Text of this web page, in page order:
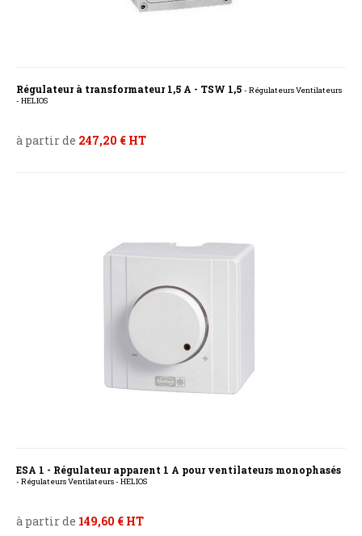
Régulateur à transformateur 1,5 A - TSW 1,5 - Régulateurs Ventilateurs
- HELIOS
à partir de 247,20 € HT
ESA 1 - Régulateur apparent 1 A pour ventilateurs monophasés
- Régulateurs Ventilateurs - HELIOS
à partir de 149,60 € HT